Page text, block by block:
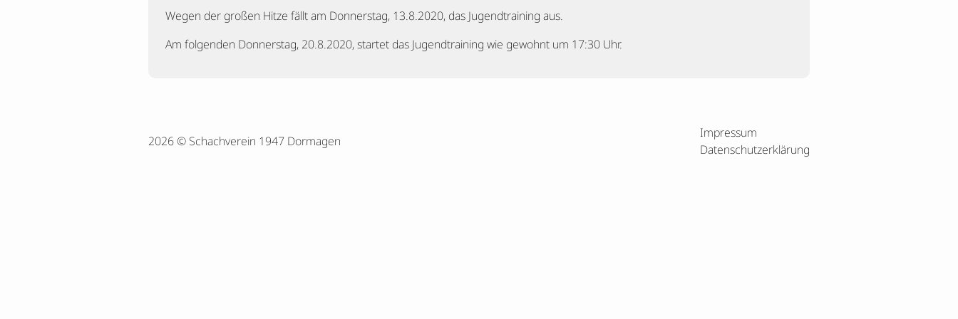
Wegen der großen Hitze fällt am Donnerstag, 13.8.2020, das Jugendtraining aus.
Am folgenden Donnerstag, 20.8.2020, startet das Jugendtraining wie gewohnt um 17:30 Uhr.
2026 © Schachverein 1947 Dormagen
Impressum
Datenschutzerklärung